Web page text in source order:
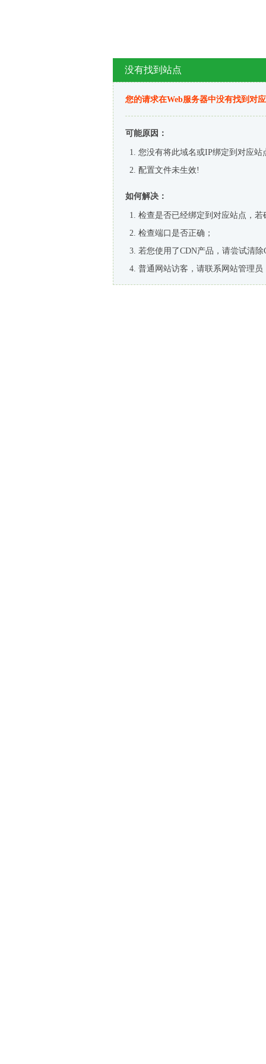
没有找到站点
您的请求在Web服务器中没有找到对
可能原因：
您没有将此域名或IP绑定到对应站
配置文件未生效!
如何解决：
检查是否已经绑定到对应站点，
检查端口是否正确；
若您使用了CDN产品，请尝试清除
普通网站访客，请联系网站管理员